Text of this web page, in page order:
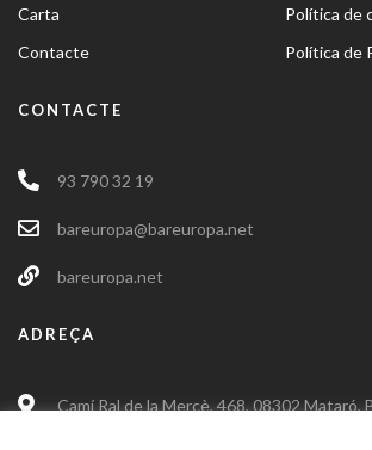
Carta
Contacte
Política de
Política de
CONTACTE
93 790 32 19
bareuropa@bareuropa.net
bareuropa.net
ADREÇA
Camí Ral de la Mercè, 468, 08302 Mataró,